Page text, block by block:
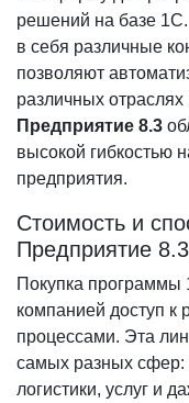
решений на базе
в себя различные
позволяют
различных
Предприятие 8.3
высокой гибкостью
предприятия.
Стоимость и
Предприятие
Покупка программы
компанией доступ к
процессами. Эта
самых разных сфер:
логистики, услуг и